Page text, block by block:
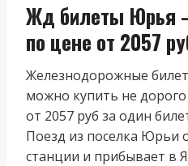
Жд билеты Юрья
по цене от 2057
Железнодорожные
можно купить не
от 2057 руб за один
Поезд из поселка Юрьи
станции и прибывает в